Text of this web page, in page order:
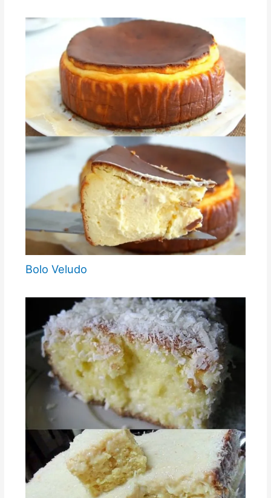
Bolo Veludo